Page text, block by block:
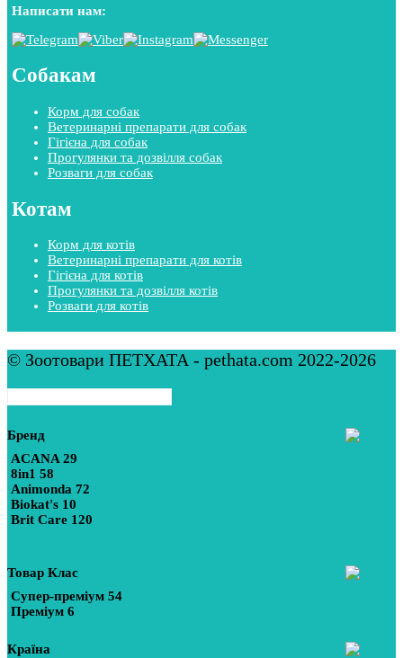
Написати нам:
Собакам
Корм для собак
Ветеринарні препарати для собак
Гігієна для собак
Прогулянки та дозвілля собак
Розваги для собак
Котам
Корм для котів
Ветеринарні препарати для котів
Гігієна для котів
Прогулянки та дозвілля котів
Розваги для котів
© Зоотовари ПЕТХАТА - pethata.com 2022-2026
Бренд
ACANA29
8in1 58
Animonda 72
Biokat's 10
Brit Care 120
Товар Клас
Супер-преміум 54
Преміум 6
Країна